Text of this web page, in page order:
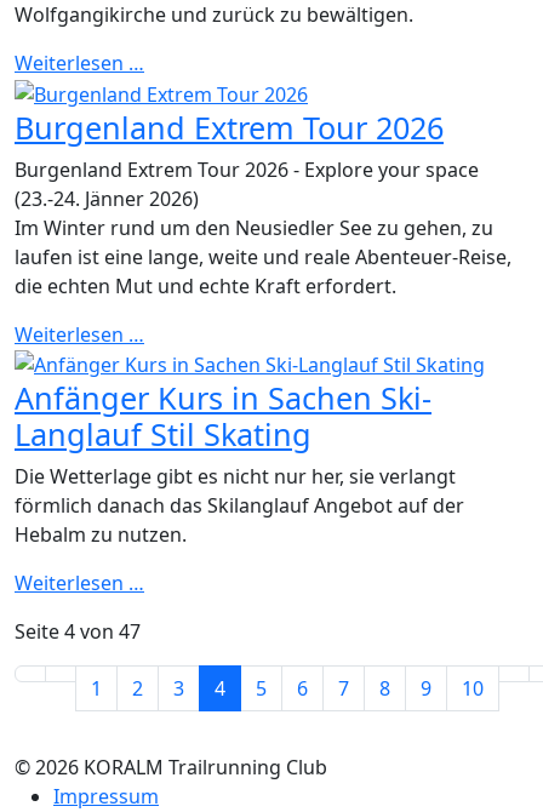
Wolfgangikirche und zurück zu bewältigen.
Weiterlesen …
Burgenland Extrem Tour 2026
Burgenland Extrem Tour 2026 - Explore your space
(23.-24. Jänner 2026)
Im Winter rund um den Neusiedler See zu gehen, zu
laufen ist eine lange, weite und reale Abenteuer-Reise,
die echten Mut und echte Kraft erfordert.
Weiterlesen …
Anfänger Kurs in Sachen Ski-
Langlauf Stil Skating
Die Wetterlage gibt es nicht nur her, sie verlangt
förmlich danach das Skilanglauf Angebot auf der
Hebalm zu nutzen.
Weiterlesen …
Seite 4 von 47
1 2 3 4 5 6 7 8 9 10
© 2026 KORALM Trailrunning Club
Impressum